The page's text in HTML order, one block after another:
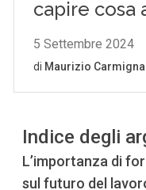
Indice degli
L’importanza di
sul futuro del